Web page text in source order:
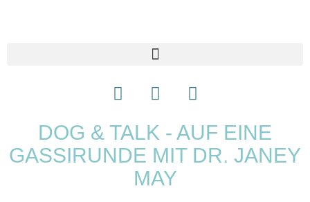
DOG & TALK - AUF EINE
GASSIRUNDE MIT DR. JANEY
MAY